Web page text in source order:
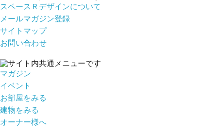
スペースＲデザインについて
メールマガジン登録
サイトマップ
お問い合わせ
マガジン
イベント
お部屋をみる
建物をみる
オーナー様へ